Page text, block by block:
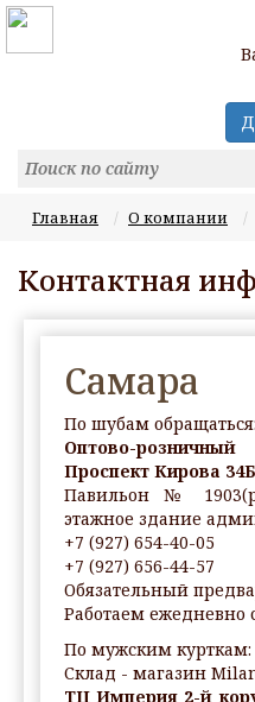
Главная О компании
Контактная
Самара
По шубам обращаться:
Оптово-
Проспект Кирова 34Б
Павильон №
этажное здание
+7 (927) 654-40-05
+7 (927) 656-44-57
Обязательный
Работаем ежедневно
По мужским курткам:
Склад - магазин
ТЦ Империя 2-й